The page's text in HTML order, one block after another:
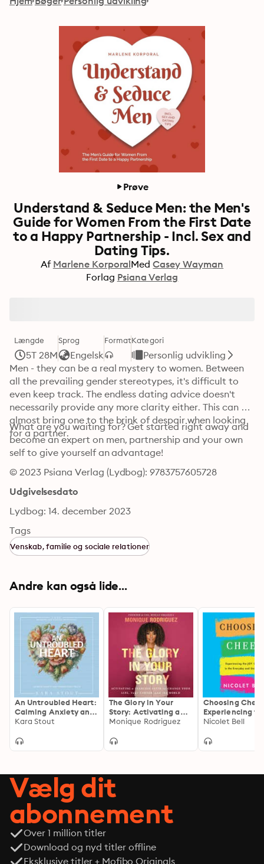
Prøve
Understand & Seduce Men: the Men's
Guide for Women From the First Date
to a Happy Partnership - Incl. Sex and
Dating Tips.
Af Marlene KorporalMed Casey Wayman
Forlag Psiana Verlag
Længde
5T 28M
Sprog
Engelsk
FormatKategori
Personlig udvikling
Men - they can be a real mystery to women. Between
all the prevailing gender stereotypes, it's difficult to
even keep track. The endless dating advice doesn't
necessarily provide any more clarity either. This can
almost bring one to the brink of despair when looking
for a partner.
What are you waiting for? Get started right away and
become an expert on men, partnership and your own
self to give yourself an advantage!
© 2023 Psiana Verlag (Lydbog): 9783757605728
Udgivelsesdato
Lydbog: 14. december 2023
Tags
Venskab, familie og sociale relationer
Andre kan også lide...
An Untroubled Heart:
Calming Anxiety and
Finding God's Peace
and Evening
Kara Stout
The Glory in Your
Story: Activating a
Fearless Faith to
Your Career, and the
Monique Rodriguez
Choosing
Experiencing
of Jesus in the
Unimaginable
Nicolet Bell
Vælg dit
abonnement
Over 1 million titler
Download og nyd titler offline
Eksklusive titler + Mofibo Originals